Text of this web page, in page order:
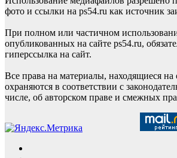
фото и ссылки на ps54.ru как источник
При полном или частичном
опубликованных на сайте ps54.ru,
гиперссылка на сайт.
Все права на материалы, находящиеся на
охраняются в соответствии с
числе, об авторском праве и смежных